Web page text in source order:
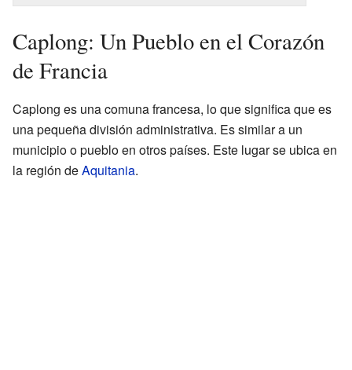
Caplong: Un Pueblo en el Corazón
de Francia
Caplong es una comuna francesa, lo que significa que es
una pequeña división administrativa. Es similar a un
municipio o pueblo en otros países. Este lugar se ubica en
la región deAquitania.